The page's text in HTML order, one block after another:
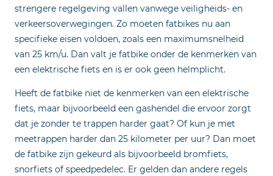
strengere regelgeving vallen vanwege veiligheids- en
verkeersoverwegingen. Zo moeten fatbikes nu aan
specifieke eisen voldoen, zoals een maximumsnelheid
van 25 km/u. Dan valt je fatbike onder de kenmerken van
een elektrische fiets en is er ook geen helmplicht.
Heeft de fatbike niet de kenmerken van een elektrische
fiets, maar bijvoorbeeld een gashendel die ervoor zorgt
dat je zonder te trappen harder gaat? Of kun je met
meetrappen harder dan 25 kilometer per uur? Dan moet
de fatbike zijn gekeurd als bijvoorbeeld bromfiets,
snorfiets of speedpedelec. Er gelden dan andere regels